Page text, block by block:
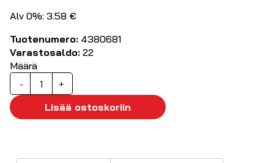
Alv 0%: 3.58 €
Tuotenumero: 4380681
Varastosaldo: 22
Määrä
-
Pistotulppa
IP20
musta,
16A
+
Lisää ostoskoriin